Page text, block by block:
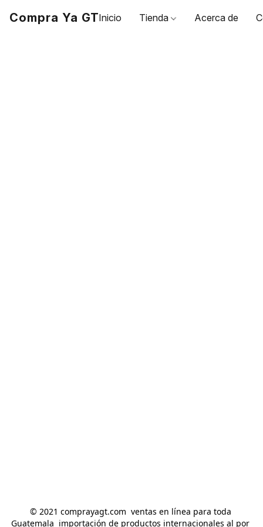
Compra Ya GTInicio Tienda Acerca de
© 2021 comprayagt.com  ventas en línea para toda
Guatemala  importación de productos internacionales al por